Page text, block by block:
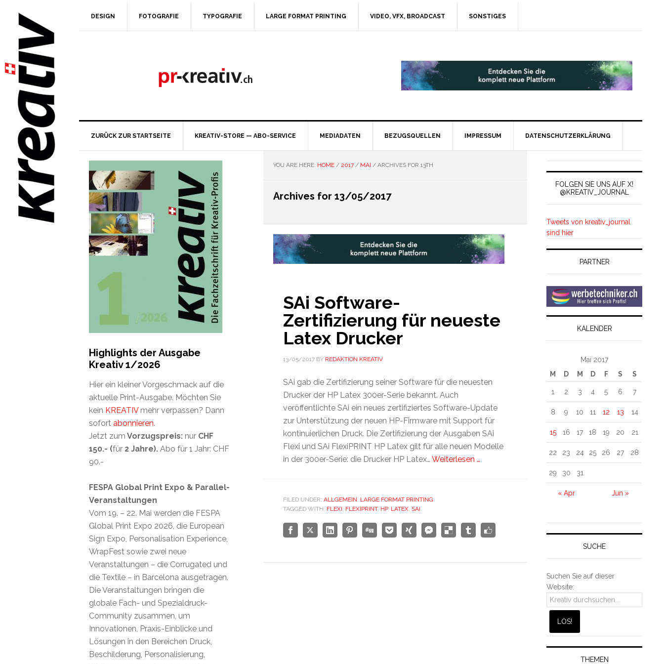
DESIGN FOTOGRAFIE TYPOGRAFIE LARGE FORMAT PRINTING VIDEO, VFX, BROADCAST SONSTIGES
ZURÜCK ZUR STARTSEITE KREATIV-STORE — ABO-SERVICE MEDIADATEN BEZUGSQUELLEN IMPRESSUM DATENSCHUTZERKLÄRUNG
YOU ARE HERE: HOME / 2017 / MAI /ARCHIVES FOR 13TH
Archives for 13/05/2017
SAi Software-
Zertifizierung für neueste
Latex Drucker
13/05/2017BY REDAKTION KREATIV
SAi gab die Zertifizierung seiner Software für die neuesten
Drucker der HP Latex 300er-Serie bekannt. Auch
veröffentlichte SAi ein neues zertifiziertes Software-Update
zur Unterstützung der neuen HP-Firmware mit Support für
kontinuierlichen Druck. Die Zertifizierung der Ausgaben SAi
Flexi und SAi FlexiPRINT HP Latex gilt für alle neuen Modelle
in der 300er-Serie: die Drucker HP Latex… Weiterlesen …
FILED UNDER: ALLGEMEIN, LARGE FORMAT PRINTING
TAGGED WITH: FLEXI, FLEXIPRINT, HP, LATEX, SAI
FOLGEN SIE UNS AUF X!
@KREATIV_JOURNAL
Tweets von kreativ_journal
sind hier
PARTNER
KALENDER
Mai 2017
M
D M D F S S
« Apr Jun »
1 2 3 4 5 6 7
8 9 10 11 12 13 14
15 16 17 18 19 20 21
22 23 24 25 26 27 28
29 30 31
SUCHE
Suchen Sie auf dieser
Website:
THEMEN
Highlights der Ausgabe
Kreativ 1/2026
Hier ein kleiner Vorgeschmack auf die
aktuelle Print-Ausgabe. Möchten Sie
kein KREATIVmehr verpassen? Dann
sofort abonnieren.
Jetzt zum Vorzugspreis: nur CHF
150.- (für 2 Jahre). Abo für 1 Jahr: CHF
90.-
FESPA Global Print Expo & Parallel-
Veranstaltungen
Vom 19. – 22. Mai werden die FESPA
Global Print Expo 2026, die European
Sign Expo, Personalisation Experience,
WrapFest sowie zwei neue
Veranstaltungen – die Corrugated und
die Textile – in Barcelona ausgetragen.
Die Veranstaltungen bringen die
globale Fach- und Spezialdruck-
Community zusammen, um
Innovationen, Praxis-Einblicke und
Lösungen in den Bereichen Druck,
Beschilderung, Personalisierung,